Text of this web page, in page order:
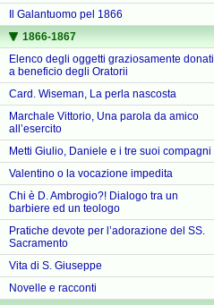
Il Galantuomo pel 1866
1866-1867
Elenco degli oggetti graziosamente donati
a beneficio degli Oratorii
Card. Wiseman, La perla nascosta
Marchale Vittorio, Una parola da amico
all’esercito
Metti Giulio, Daniele e i tre suoi compagni
Valentino o la vocazione impedita
Chi è D. Ambrogio?! Dialogo tra un
barbiere ed un teologo
Pratiche devote per l’adorazione del SS.
Sacramento
Vita di S. Giuseppe
Novelle e racconti